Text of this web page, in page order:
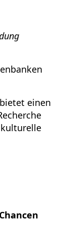
einen